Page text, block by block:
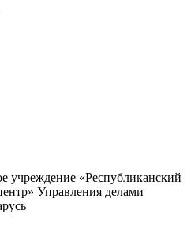
учреждение «Республиканский
Управления делами